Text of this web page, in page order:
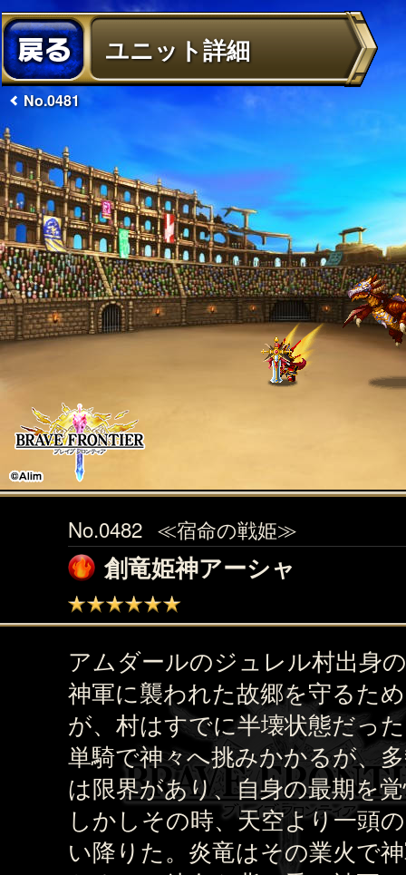
ユニット詳細
No.0481
No.0482 ≪宿命の戦姫≫
創竜姫神アーシャ
アムダールのジュレル村出身
神軍に襲われた故郷を守るた
が、村はすでに半壊状態だっ
単騎で神々へ挑みかかるが、
は限界があり、自身の最期を
しかしその時、天空より一頭
い降りた。炎竜はその業火で